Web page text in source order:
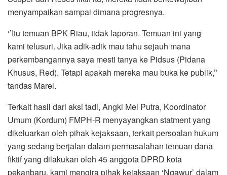
menyampaikan sampai dimana progresnya.
‘’Itu temuan BPK Riau, tidak laporan. Temuan ini yang
kami telusuri. Jika adik-adik mau tahu sejauh mana
perkembangannya saya mesti tanya ke Pidsus (Pidana
Khusus, Red). Tetapi apakah mereka mau buka ke publik,’’
tandas Marel.
Terkait hasil dari aksi tadi, Angki Mei Putra, Koordinator
Umum (Kordum) FMPH-R menyayangkan statment yang
dikeluarkan oleh pihak kejaksaan, terkait persoalan hukum
yang sedang berjalan dalam permasalahan temuan dana
fiktif yang dilakukan oleh 45 anggota DPRD kota
pekanbaru, kami mengira pihak kejaksaan ‘Ngawur’ dalam